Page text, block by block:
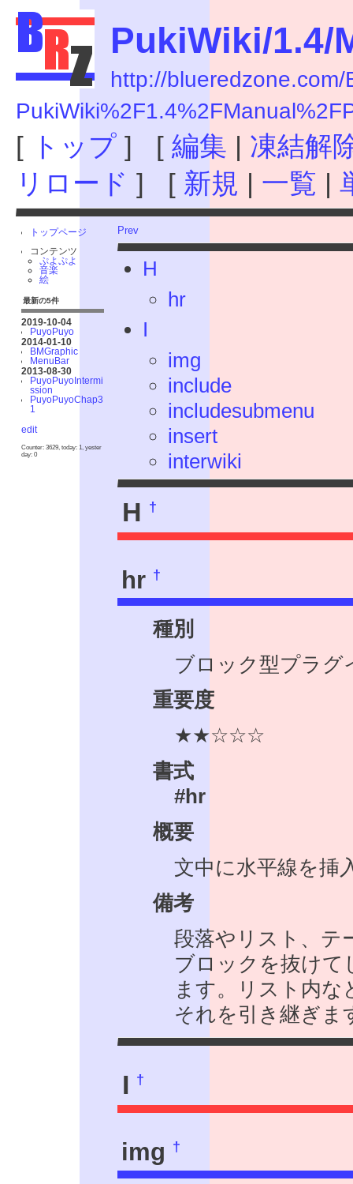
PukiWiki/1.4/
http://
[ トップ] [ 編集 | 凍結解
リロード ] [ 新規 | 一覧 |
トップページ
コンテンツ
ぷよぷよ
音楽
絵
最新の5件
2019-10-04
PuyoPuyo
2014-01-10
BMGraphic
MenuBar
2013-08-30
PuyoPuyoIntermi
ssion
PuyoPuyoChap3
1
edit
Counter: 3629, today: 1, yester
day: 0
Prev
H
hr
I
img
include
includesubmenu
insert
interwiki
H †
hr †
種別
ブロック型プラグ
重要度
★★☆☆☆
書式
#hr
概要
文中に水平線を挿
備考
段落やリスト、テ
ブロックを抜けて
ます。リスト内な
それを引き継ぎま
I †
img †